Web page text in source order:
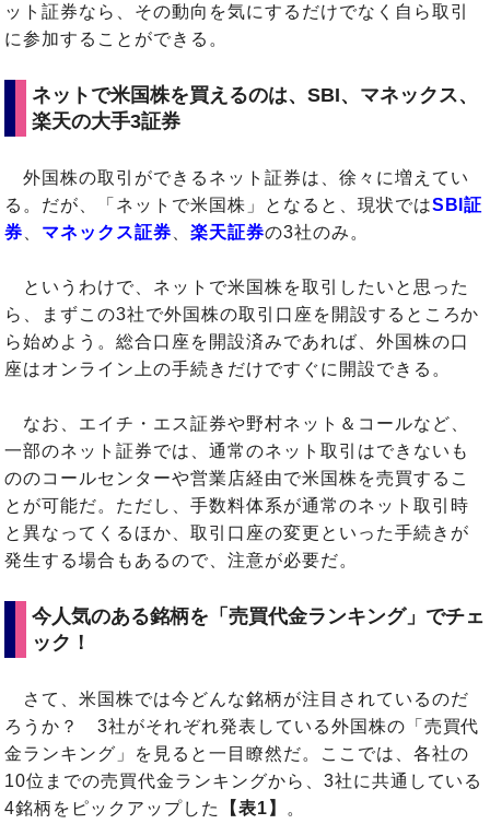
ット証券なら、その動向を気にするだけでなく自ら取引
に参加することができる。
ネットで米国株を買えるのは、SBI、マネックス、
楽天の大手3証券
外国株の取引ができるネット証券は、徐々に増えてい
る。だが、「ネットで米国株」となると、現状ではSBI証
券
マネックス証券 、楽天証券の3社のみ。
というわけで、ネットで米国株を取引したいと思った
ら、まずこの3社で外国株の取引口座を開設するところか
ら始めよう。総合口座を開設済みであれば、外国株の口
座はオンライン上の手続きだけですぐに開設できる。
なお、エイチ・エス証券や野村ネット＆コールなど、
一部のネット証券では、通常のネット取引はできないも
ののコールセンターや営業店経由で米国株を売買するこ
とが可能だ。ただし、手数料体系が通常のネット取引時
と異なってくるほか、取引口座の変更といった手続きが
発生する場合もあるので、注意が必要だ。
今人気のある銘柄を「売買代金ランキング」でチェ
ック！
さて、米国株では今どんな銘柄が注目されているのだ
ろうか？ 3社がそれぞれ発表している外国株の「売買代
金ランキング」を見ると一目瞭然だ。ここでは、各社の
10位までの売買代金ランキングから、3社に共通している
4銘柄をピックアップした
【表1】 。